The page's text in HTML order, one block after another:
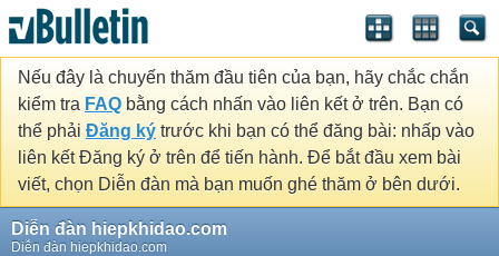
Nếu đây là chuyến thăm đầu tiên của bạn, hãy chắc chắn
kiểm tra FAQ bằng cách nhấn vào liên kết ở trên. Bạn có
thể phải Đăng ký trước khi bạn có thể đăng bài: nhấp vào
liên kết Đăng ký ở trên để tiến hành. Để bắt đầu xem bài
viết, chọn Diễn đàn mà bạn muốn ghé thăm ở bên dưới.
Diễn đàn hiepkhidao.com
Diễn đàn hiepkhidao.com